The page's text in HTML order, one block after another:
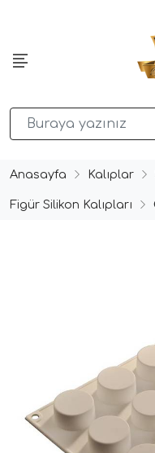
Anasayfa Kalıplar
Figür Silikon Kalıpları